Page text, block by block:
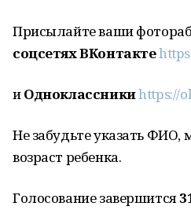
Присылайте ваши
соцсетях ВКонтакте
иОдноклассникиhttps://
Не забудьте указать ФИО,
возраст ребенка.
Голосование завершится